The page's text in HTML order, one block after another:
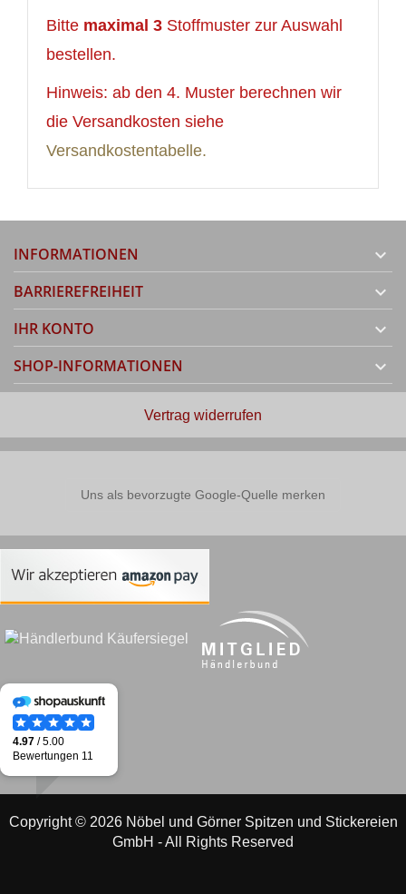
Bitte maximal 3 Stoffmuster zur Auswahl
bestellen.
Hinweis: ab den 4. Muster berechnen wir
die Versandkosten siehe
Versandkostentabelle.
INFORMATIONEN 
BARRIEREFREIHEIT 
IHR KONTO 
SHOP-INFORMATIONEN 
Vertrag widerrufen
Uns als bevorzugte Google-Quelle merken
Copyright © 2026 Nöbel und Görner Spitzen und Stickereien
GmbH - All Rights Reserved